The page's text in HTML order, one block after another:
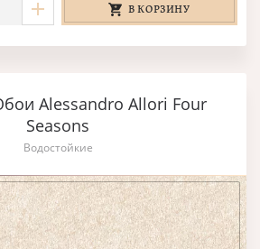
В КОРЗИНУ
Alessandro Allori Four
Seasons
Водостойкие